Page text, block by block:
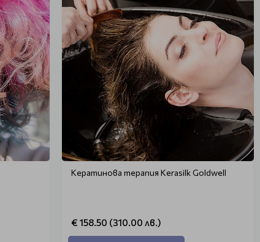
Кератинова терапия Kerasilk Goldwell
€ 158.50 (310.00 лв.)